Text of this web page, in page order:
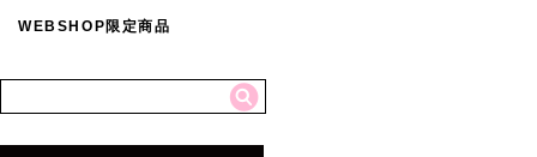
WEBSHOP限定商品